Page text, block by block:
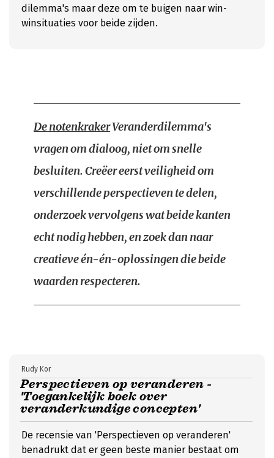
dilemma's maar deze om te buigen naar win-
winsituaties voor beide zijden.
De notenkrakerVeranderdilemma's
vragen om dialoog, niet om snelle
besluiten. Creëer eerst veiligheid om
verschillende perspectieven te delen,
onderzoek vervolgens wat beide kanten
echt nodig hebben, en zoek dan naar
creatieve én-én-oplossingen die beide
waarden respecteren.
Perspectieven op veranderen -
'Toegankelijk boek over
veranderkundige concepten'
Rudy Kor
De recensie van 'Perspectieven op veranderen'
benadrukt dat er geen beste manier bestaat om